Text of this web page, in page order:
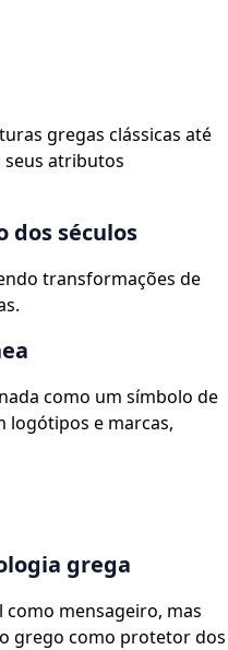
gregas clássicas até
atributos
dos séculos
transformações de
como um símbolo de
logótipos e marcas,
grega
mensageiro, mas
grego como protetor dos